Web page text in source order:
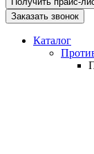
Заказать звонок
Каталог